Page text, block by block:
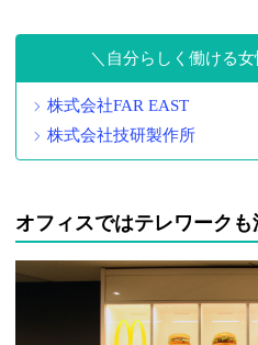
自分らしく働ける
株式会社FAR EAST
株式会社技研製作所
オフィスではテレワーク